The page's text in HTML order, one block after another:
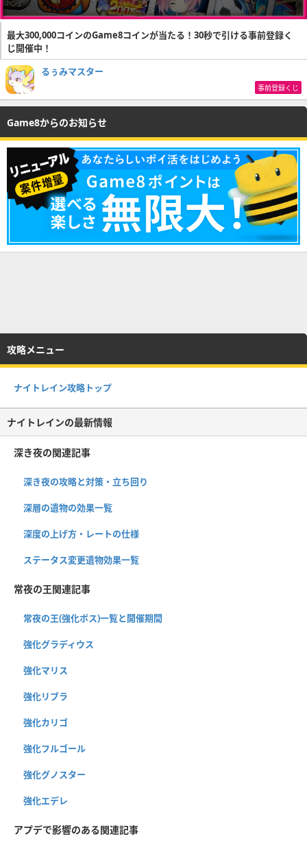
最大300,000コインのGame8コインが当たる！30秒で引ける事前登録く
じ開催中！
るぅみマスター
事前登録くじ
Game8からのお知らせ
攻略メニュー
ナイトレイン攻略トップ
ナイトレインの最新情報
深き夜の関連記事
深き夜の攻略と対策・立ち回り
深層の遺物の効果一覧
深度の上げ方・レートの仕様
ステータス変更遺物効果一覧
常夜の王関連記事
常夜の王(強化ボス)一覧と開催期間
強化グラディウス
強化マリス
強化リブラ
強化カリゴ
強化フルゴール
強化グノスター
強化エデレ
アプデで影響のある関連記事